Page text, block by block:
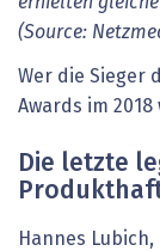
(Source:
Wer die Sieger
Awards im
Die letzte
Hannes